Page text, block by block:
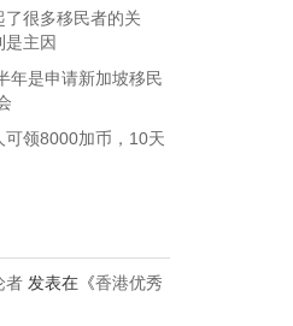
很多移民者的关
是主因
年是申请新加坡移民
可领8000加币，10天
者发表在《香港优秀